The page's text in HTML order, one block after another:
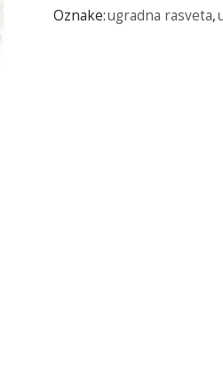
Oznake:ugradna rasveta,